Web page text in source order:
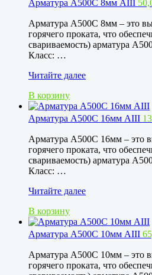
Арматура А500С 8мм АIII
Арматура А500С 8мм – это
горячего проката, что
свариваемость) арматура
Класс: …
Арматура
8мм
АIII
Читайте далее
В корзину
Арматура А500С 16мм АIII
Арматура А500С 16мм – это
горячего проката, что
свариваемость) арматура
Класс: …
Арматура
16мм
АIII
Читайте далее
В корзину
Арматура А500С 10мм АIII
Арматура А500С 10мм – это
горячего проката, что